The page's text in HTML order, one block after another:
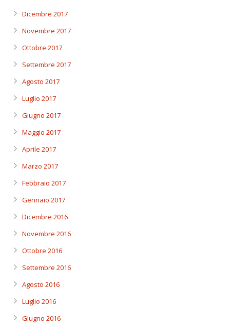
Dicembre 2017
Novembre 2017
Ottobre 2017
Settembre 2017
Agosto 2017
Luglio 2017
Giugno 2017
Maggio 2017
Aprile 2017
Marzo 2017
Febbraio 2017
Gennaio 2017
Dicembre 2016
Novembre 2016
Ottobre 2016
Settembre 2016
Agosto 2016
Luglio 2016
Giugno 2016